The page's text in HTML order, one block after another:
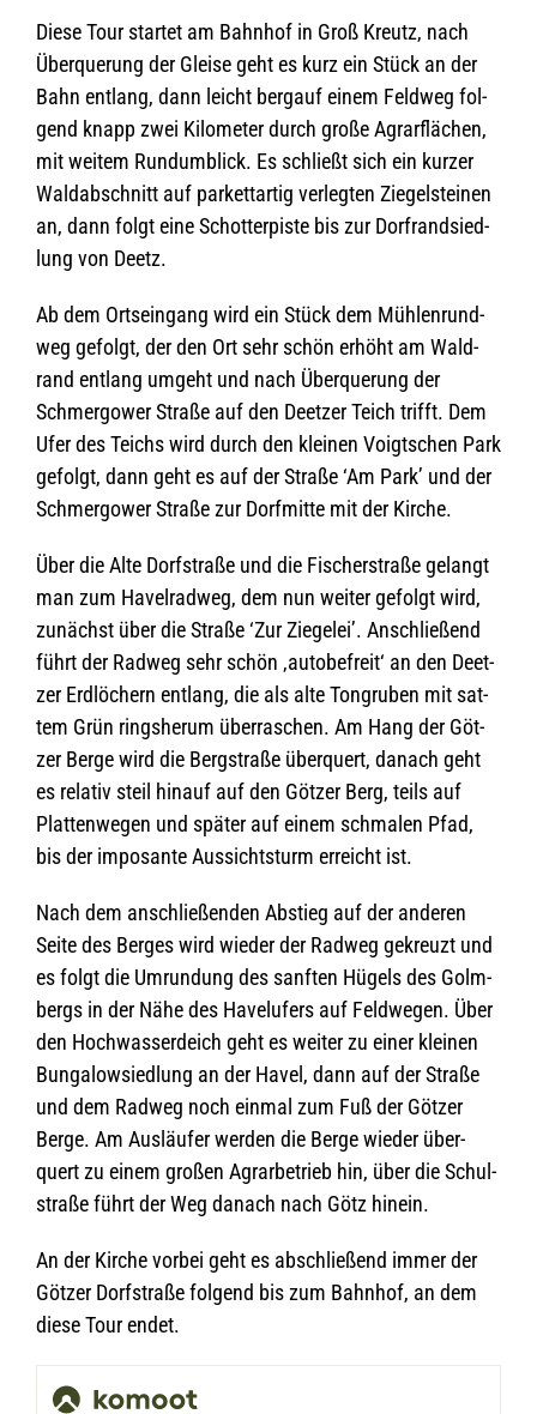
Diese Tour star­tet am Bahn­hof in Groß Kreutz, nach
Über­que­rung der Gleise geht es kurz ein Stück an der
Bahn ent­lang, dann leicht berg­auf einem Feld­weg fol­
gend knapp zwei Kilo­me­ter durch große Agrar­flä­chen,
mit wei­tem Rund­um­blick. Es schließt sich ein kur­zer
Wald­ab­schnitt auf par­kett­ar­tig ver­leg­ten Zie­gel­stei­nen
an, dann folgt eine Schot­ter­piste bis zur Dorf­rand­sied­
lung von Deetz.
Ab dem Orts­ein­gang wird ein Stück dem Müh­len­rund­
weg gefolgt, der den Ort sehr schön erhöht am Wald­
rand ent­lang umgeht und nach Über­que­rung der
Schmer­gower Straße auf den Deet­zer Teich trifft. Dem
Ufer des Teichs wird durch den klei­nen Voigt­schen Park
gefolgt, dann geht es auf der Straße ‘Am Park’ und der
Schmer­gower Straße zur Dorf­mitte mit der Kirche.
Über die Alte Dorf­straße und die Fischer­straße gelangt
man zum Havel­rad­weg, dem nun wei­ter gefolgt wird,
zunächst über die Straße ‘Zur Zie­ge­lei’. Anschlie­ßend
führt der Rad­weg sehr schön ‚auto­be­freit‘ an den Deet­
zer Erd­lö­chern ent­lang, die als alte Ton­gru­ben mit sat­
tem Grün rings­herum über­ra­schen. Am Hang der Göt­
zer Berge wird die Berg­straße über­quert, danach geht
es rela­tiv steil hin­auf auf den Göt­zer Berg, teils auf
Plat­ten­we­gen und spä­ter auf einem schma­len Pfad,
bis der impo­sante Aus­sichts­turm erreicht ist.
Nach dem anschlie­ßen­den Abstieg auf der ande­ren
Seite des Ber­ges wird wie­der der Rad­weg gekreuzt und
es folgt die Umrun­dung des sanf­ten Hügels des Golm­
bergs in der Nähe des Havel­ufers auf Feld­we­gen. Über
den Hoch­was­ser­deich geht es wei­ter zu einer klei­nen
Bun­ga­low­sied­lung an der Havel, dann auf der Straße
und dem Rad­weg noch ein­mal zum Fuß der Göt­zer
Berge. Am Aus­läu­fer wer­den die Berge wie­der über­
quert zu einem gro­ßen Agrar­be­trieb hin, über die Schul­
straße führt der Weg danach nach Götz hinein.
An der Kir­che vor­bei geht es abschlie­ßend immer der
Göt­zer Dorf­straße fol­gend bis zum Bahn­hof, an dem
diese Tour endet.